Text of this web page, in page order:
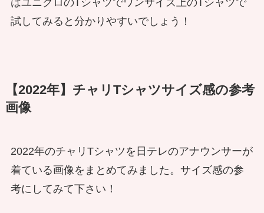
はユニクロのTシャツでワンサイズ上のTシャツで
試してみると分かりやすいでしょう！
【2022年】チャリTシャツサイズ感の参考
画像
2022年のチャリTシャツを日テレのアナウンサーが
着ている画像をまとめてみました。サイズ感の参
考にしてみて下さい！